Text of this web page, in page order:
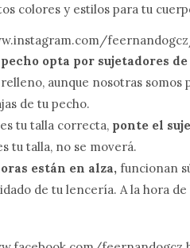
colores y estilos para tu
opta por sujetadores
aunque nosotras somos
de tu pecho.
tu talla correcta, ponte el
tu talla, no se moverá.
están en alza, funcionan
de tu lencería. A la hora